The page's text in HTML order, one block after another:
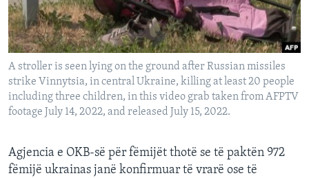
A stroller is seen lying on the ground after Russian missiles
strike Vinnytsia, in central Ukraine, killing at least 20 people
including three children, in this video grab taken from AFPTV
footage July 14, 2022, and released July 15, 2022.
Agjencia e OKB-së për fëmijët thotë se të paktën 972
fëmijë ukrainas janë konfirmuar të vrarë ose të